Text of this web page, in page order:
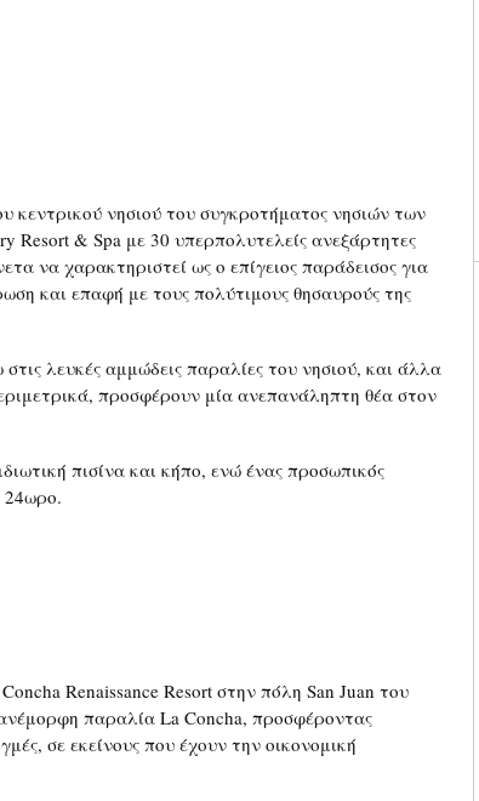
κεντρικού νησιού του συγκροτήματος νησιών των
Resort & Spa με 30 υπερπολυτελείς ανεξάρτητες
να χαρακτηριστεί ως ο επίγειος παράδεισος για
και επαφή με τους πολύτιμους θησαυρούς της
λευκές αμμώδεις παραλίες του νησιού, και άλλα
προσφέρουν μία ανεπανάληπτη θέα στον
πισίνα και κήπο, ενώ ένας προσωπικός
24ωρο.
Renaissance Resort στην πόλη San Juan του
παραλία La Concha, προσφέροντας
σε εκείνους που έχουν την οικονομική